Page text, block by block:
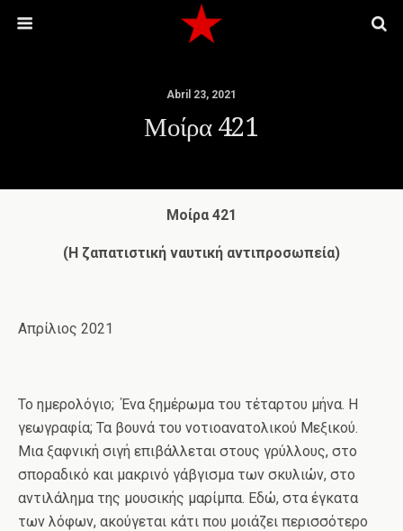
Abril 23, 2021
Μοίρα 421
Μοίρα 421
(Η ζαπατιστική ναυτική αντιπροσωπεία)
Απρίλιος 2021
Το ημερολόγιο; Ένα ξημέρωμα του τέταρτου μήνα. Η
γεωγραφία; Τα βουνά του νοτιοανατολικού Μεξικού.
Μια ξαφνική σιγή επιβάλλεται στους γρύλλους, στο
σποραδικό και μακρινό γάβγισμα των σκυλιών, στο
αντιλάλημα της μουσικής μαρίμπα. Εδώ, στα έγκατα
των λόφων, ακούγεται κάτι που μοιάζει περισσότερο